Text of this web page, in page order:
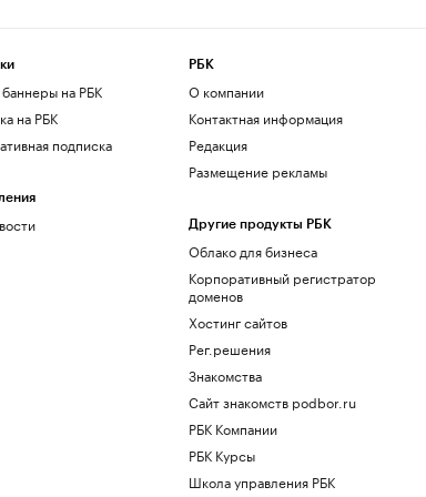
на РБК
на РБК
подписка
РБК
О компании
Контактная информация
Редакция
Размещение рекламы
Другие продукты РБК
Облако для бизнеса
Корпоративный регистратор
доменов
Хостинг сайтов
Рег.решения
Знакомства
Сайт знакомств podbor.ru
РБК Компании
РБК Курсы
Школа управления РБК